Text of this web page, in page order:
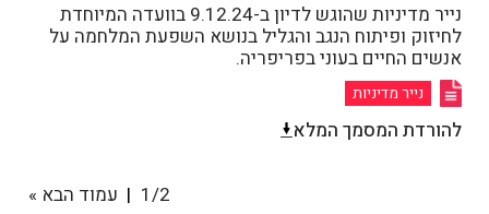
נייר מדיניות שהוגש לדיון ב-9.12.24 בוועדה המיוחדת
לחיזוק ופיתוח הנגב והגליל בנושא השפעת המלחמה על
אנשים החיים בעוני בפריפריה.
נייר מדיניות
להורדת המסמך המלא
1/2 עמוד הבא »